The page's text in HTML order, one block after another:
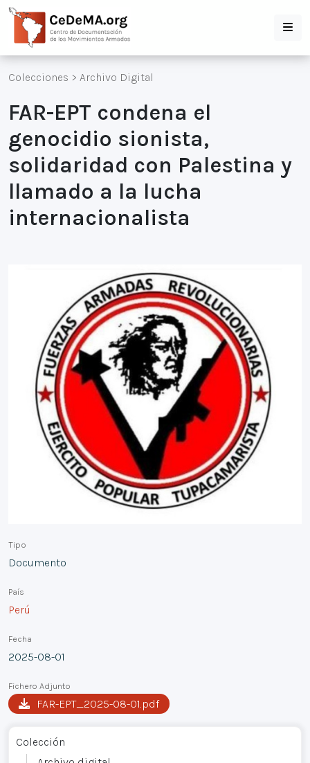
Colecciones > Archivo Digital
FAR-EPT condena el
genocidio sionista,
solidaridad con Palestina y
llamado a la lucha
internacionalista
Tipo
Documento
País
Perú
Fecha
2025-08-01
Fichero Adjunto
FAR-EPT_2025-08-01.pdf
Colección